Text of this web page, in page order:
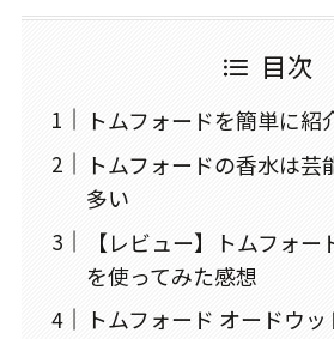
目次
トムフォードを簡単に紹
トムフォードの香水は芸
多い
【レビュー】トムフォ
を使ってみた感想
トムフォード オードウ